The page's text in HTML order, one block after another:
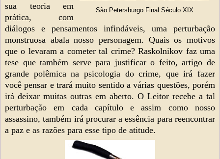
São Petersburgo Final Século XIX
sua teoria em
prática, com
diálogos e pensamentos infindáveis, uma perturbação
monstruosa abala nosso personagem. Quais os motivos
que o levaram a cometer tal crime? Raskolnikov faz uma
tese que também serve para justificar o feito, artigo de
grande polêmica na psicologia do crime, que irá fazer
você pensar e trará muito sentido a várias questões, porém
irá deixar muitas outras em aberto. O Leitor recebe a tal
perturbação em cada capítulo e assim como nosso
assassino, também irá procurar a essência para reencontrar
a paz e as razões para esse tipo de atitude.